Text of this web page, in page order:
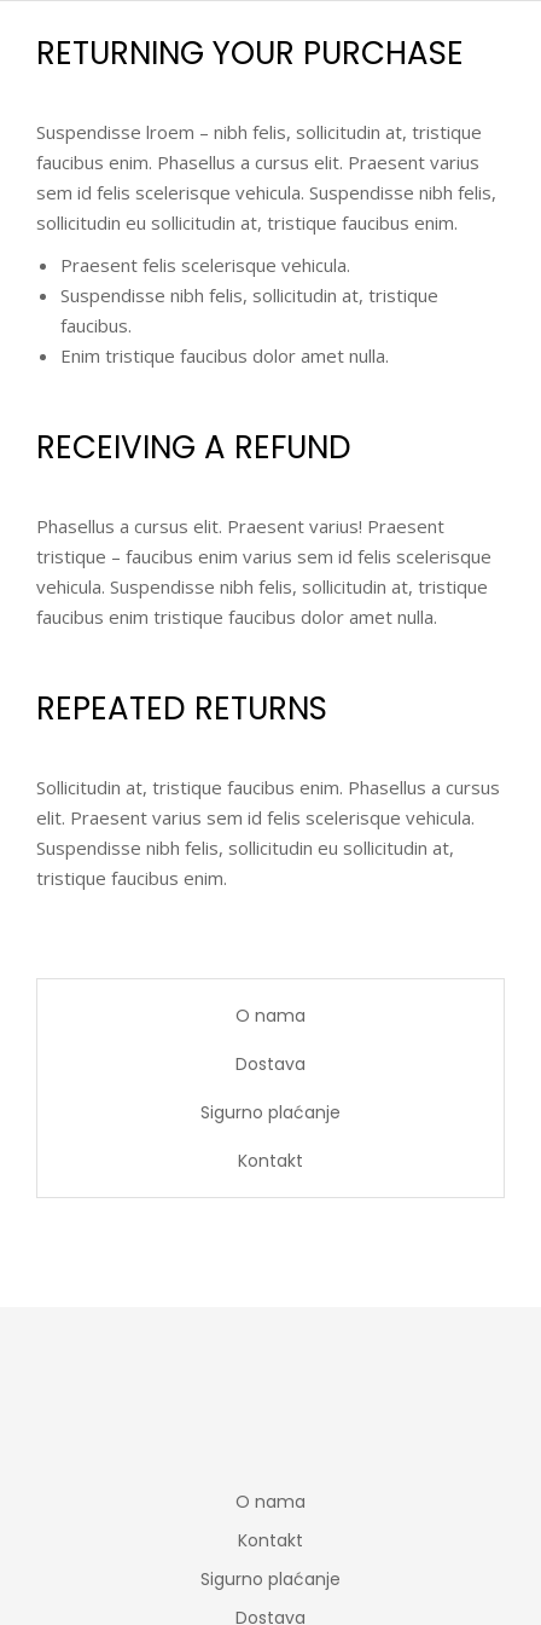
O nama
Dostava
Sigurno plaćanje
Kontakt
RETURNING YOUR PURCHASE
Suspendisse lroem – nibh felis, sollicitudin at, tristique
faucibus enim. Phasellus a cursus elit. Praesent varius
sem id felis scelerisque vehicula. Suspendisse nibh felis,
sollicitudin eu sollicitudin at, tristique faucibus enim.
Praesent felis scelerisque vehicula.
Suspendisse nibh felis, sollicitudin at, tristique
faucibus.
Enim tristique faucibus dolor amet nulla.
RECEIVING A REFUND
Phasellus a cursus elit. Praesent varius! Praesent
tristique – faucibus enim varius sem id felis scelerisque
vehicula. Suspendisse nibh felis, sollicitudin at, tristique
faucibus enim tristique faucibus dolor amet nulla.
REPEATED RETURNS
Sollicitudin at, tristique faucibus enim. Phasellus a cursus
elit. Praesent varius sem id felis scelerisque vehicula.
Suspendisse nibh felis, sollicitudin eu sollicitudin at,
tristique faucibus enim.
O nama
Kontakt
Sigurno plaćanje
Dostava